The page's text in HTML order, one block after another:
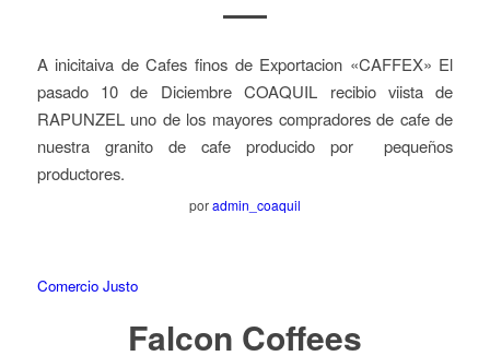
A inicitaiva de Cafes finos de Exportacion «CAFFEX» El
pasado 10 de Diciembre COAQUIL recibio viista de
RAPUNZEL uno de los mayores compradores de cafe de
nuestra granito de cafe producido por pequeños
productores.
poradmin_coaquil
Comercio Justo
Falcon Coffees